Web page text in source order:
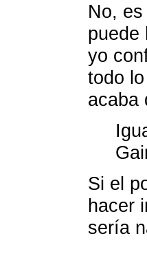
No,
puede
yo
todo
acaba
Si el
hacer
sería